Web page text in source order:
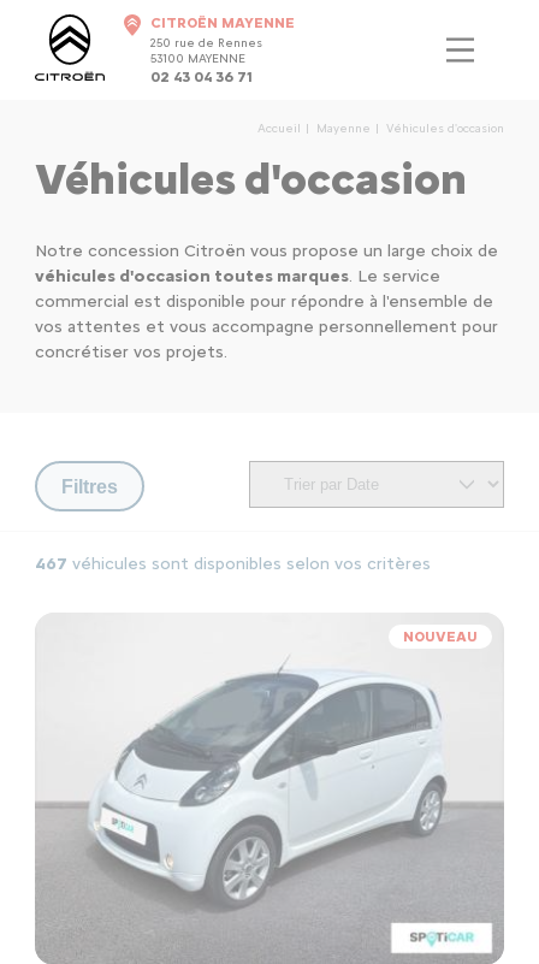
CITROËN MAYENNE
250 rue de Rennes
53100 MAYENNE
02 43 04 36 71
Accueil Mayenne Véhicules d'occasion
Véhicules d'occasion
Notre concession Citroën vous propose un large choix de
véhicules d'occasion toutes marques. Le service
commercial est disponible pour répondre à l'ensemble de
vos attentes et vous accompagne personnellement pour
concrétiser vos projets.
Filtres
467 véhicules sont disponibles selon vos critères
NOUVEAU